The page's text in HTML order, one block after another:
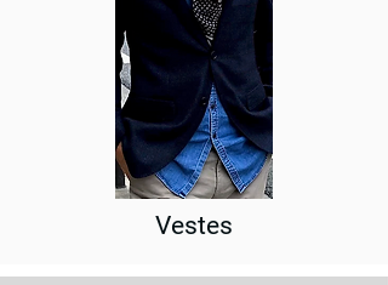
Vestes